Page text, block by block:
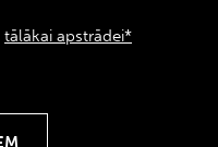
tālākai apstrādei*